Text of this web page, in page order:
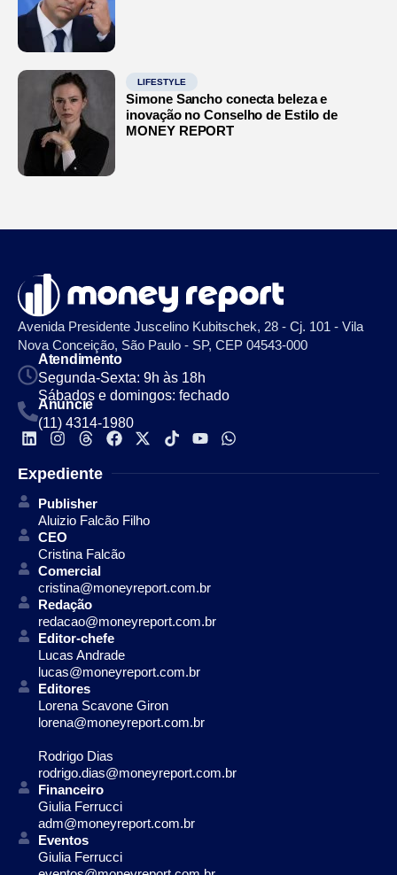
LIFESTYLE
Simone Sancho conecta beleza e
inovação no Conselho de Estilo de
MONEY REPORT
Avenida Presidente Juscelino Kubitschek, 28 - Cj. 101 - Vila
Nova Conceição, São Paulo - SP, CEP 04543-000
Atendimento
Segunda-Sexta: 9h às 18h
Sábados e domingos: fechado
Anuncie
(11) 4314-1980
Expediente
Publisher
Aluizio Falcão Filho
CEO
Cristina Falcão
Comercial
cristina@moneyreport.com.br
Redação
redacao@moneyreport.com.br
Editor-chefe
Lucas Andrade
lucas@moneyreport.com.br
Editores
Lorena Scavone Giron
lorena@moneyreport.com.br
Rodrigo Dias
rodrigo.dias@moneyreport.com.br
Financeiro
Giulia Ferrucci
adm@moneyreport.com.br
Eventos
Giulia Ferrucci